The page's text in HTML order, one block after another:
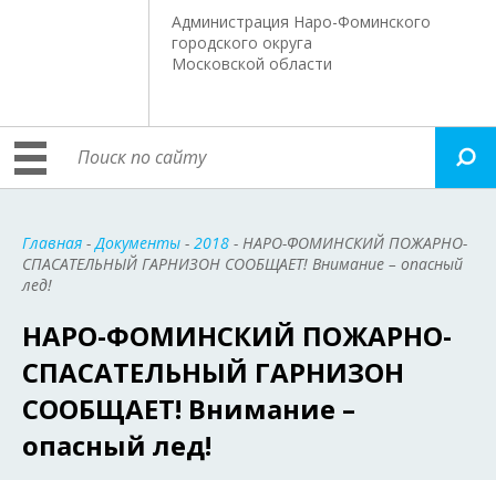
Администрация Наро-Фоминского
городского округа
Московской области
Главная -Документы - 2018 - НАРО-ФОМИНСКИЙ ПОЖАРНО-
СПАСАТЕЛЬНЫЙ ГАРНИЗОН СООБЩАЕТ! Внимание – опасный
лед!
НАРО-ФОМИНСКИЙ ПОЖАРНО-
СПАСАТЕЛЬНЫЙ ГАРНИЗОН
СООБЩАЕТ! Внимание –
опасный лед!